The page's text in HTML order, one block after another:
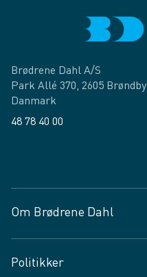
Brødrene Dahl A/S
Park Allé 370, 2605 Brøndby
Danmark
48 78 40 00
Om Brødrene Dahl
Vagttelefon 30 10 89 89
Politikker